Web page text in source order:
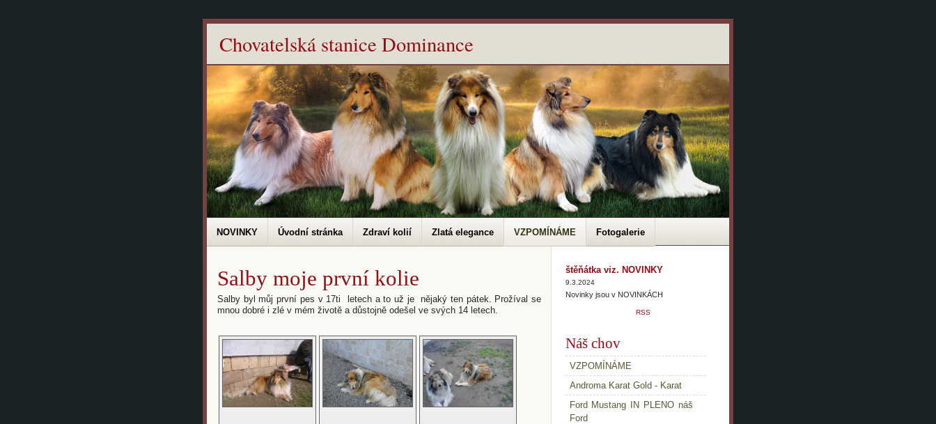
Chovatelská stanice Dominance
NOVINKY Úvodní stránka Zdraví kolií Zlatá elegance VZPOMÍNÁME Fotogalerie
Salby moje první kolie
Salby byl můj první pes v 17ti letech a to už je nějaký ten pátek. Prožíval se
mnou dobré i zlé v mém životě a důstojně odešel ve svých 14 letech.
štěňátka viz. NOVINKY
9.3.2024
Novinky jsou v NOVINKÁCH
RSS
Náš chov
VZPOMÍNÁME
Androma Karat Gold - Karat
Ford Mustang IN PLENO náš
Ford